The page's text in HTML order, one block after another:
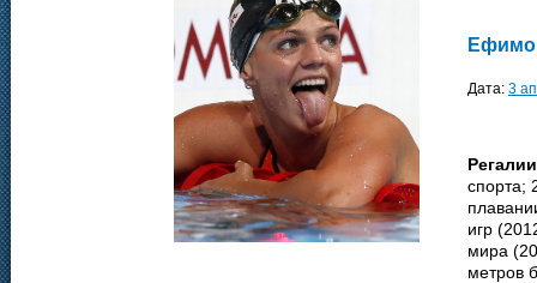
Дата: 3
Регалии
спорта;
игр
мира
метров